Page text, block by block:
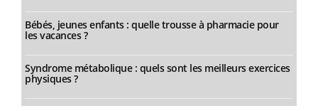
Bébés, jeunes enfants : quelle trousse à pharmacie pour
les vacances ?
Syndrome métabolique : quels sont les meilleurs exercices
physiques ?